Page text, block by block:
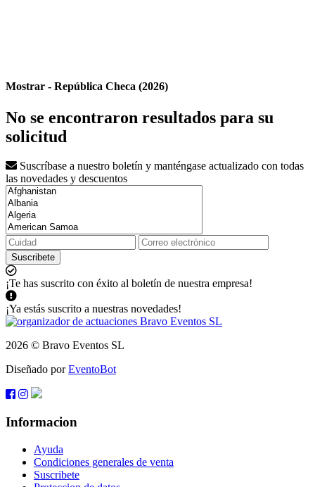
Mostrar - República Checa (2026)
No se encontraron resultados para su
solicitud
Suscríbase a nuestro boletín y manténgase actualizado con todas
las novedades y descuentos
Suscribete
¡Te has suscrito con éxito al boletín de nuestra empresa!
¡Ya estás suscrito a nuestras novedades!
2026 © Bravo Eventos SL
Diseñado porEventoBot
Informacion
Ayuda
Condiciones generales de venta
Suscribete